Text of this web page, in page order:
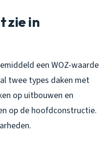
zie in
een WOZ-waarde
twee types daken met
op uitbouwen en
op de hoofdconstructie.